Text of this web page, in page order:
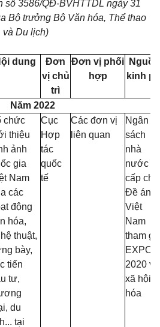
số 3586/QĐ-BVHTTDL ngày 31
Bộ trưởng Bộ Văn hóa, Thể thao
và Du lịch)
dung
Đơn
vị chủ
trì
Đơn vị phối
hợp
Nguồn
kinh
Năm 2022
chức
thiệu
ảnh
gia
Nam
các
động
hóa,
thuật,
bày,
tiến
tư,
du
tại
Cục
Hợp
tác
quốc
tế
Các đơn vị
liên quan
Ngân
sách
nhà
nước
cấp cho
Đề án
Việt
Nam
tham
EXPO
2020 và
xã hội
hóa